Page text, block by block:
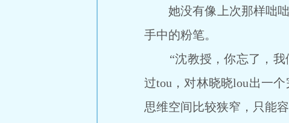
她没有像上次那样咄咄
手中的粉笔。
“沈教授，你忘了，我们
过tou，对林晓晓lou出一
思维空间比较狭窄，只能